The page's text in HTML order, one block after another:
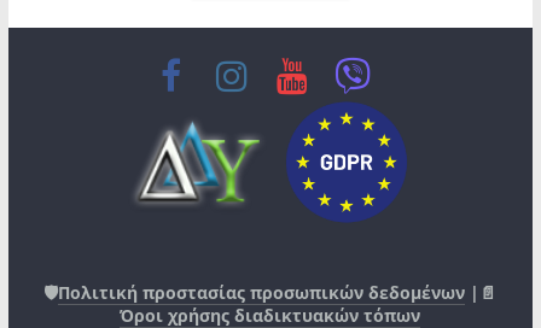
🛡️Πολιτική προστασίας προσωπικών δεδομένων |📄
Όροι χρήσης διαδικτυακών τόπων